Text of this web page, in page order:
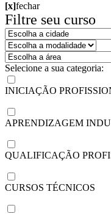
[x]fechar
Filtre seu curso
Selecione a sua categoria:
INICIAÇÃO
APRENDIZAGEM
QUALIFICAÇÃO
CURSOS TÉCNICOS